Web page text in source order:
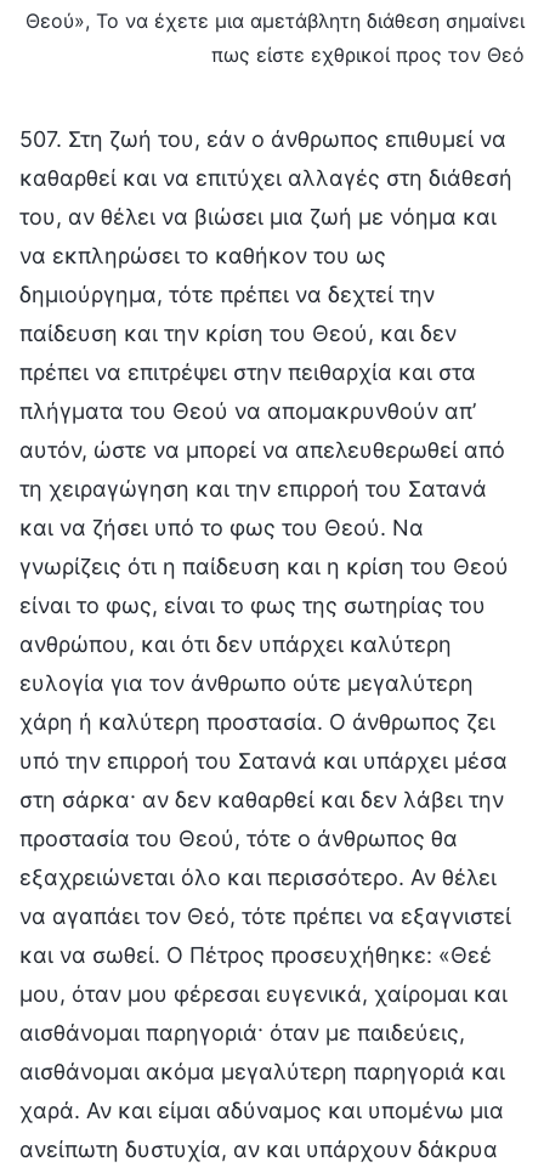
Θεού», Το να έχετε μια αμετάβλητη διάθεση σημαίνει
πως είστε εχθρικοί προς τον Θεό
507. Στη ζωή του, εάν ο άνθρωπος επιθυμεί να
καθαρθεί και να επιτύχει αλλαγές στη διάθεσή
του, αν θέλει να βιώσει μια ζωή με νόημα και
να εκπληρώσει το καθήκον του ως
δημιούργημα, τότε πρέπει να δεχτεί την
παίδευση και την κρίση του Θεού, και δεν
πρέπει να επιτρέψει στην πειθαρχία και στα
πλήγματα του Θεού να απομακρυνθούν απ’
αυτόν, ώστε να μπορεί να απελευθερωθεί από
τη χειραγώγηση και την επιρροή του Σατανά
και να ζήσει υπό το φως του Θεού. Να
γνωρίζεις ότι η παίδευση και η κρίση του Θεού
είναι το φως, είναι το φως της σωτηρίας του
ανθρώπου, και ότι δεν υπάρχει καλύτερη
ευλογία για τον άνθρωπο ούτε μεγαλύτερη
χάρη ή καλύτερη προστασία. Ο άνθρωπος ζει
υπό την επιρροή του Σατανά και υπάρχει μέσα
στη σάρκα· αν δεν καθαρθεί και δεν λάβει την
προστασία του Θεού, τότε ο άνθρωπος θα
εξαχρειώνεται όλο και περισσότερο. Αν θέλει
να αγαπάει τον Θεό, τότε πρέπει να εξαγνιστεί
και να σωθεί. Ο Πέτρος προσευχήθηκε: «Θεέ
μου, όταν μου φέρεσαι ευγενικά, χαίρομαι και
αισθάνομαι παρηγοριά· όταν με παιδεύεις,
αισθάνομαι ακόμα μεγαλύτερη παρηγοριά και
χαρά. Αν και είμαι αδύναμος και υπομένω μια
ανείπωτη δυστυχία, αν και υπάρχουν δάκρυα